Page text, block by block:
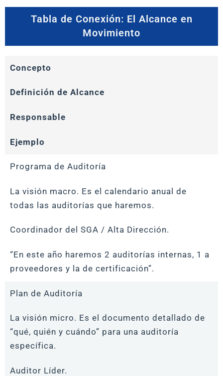
Tabla de Conexión: El Alcance en
Movimiento
Concepto
Definición de Alcance
Responsable
Ejemplo
Programa de Auditoría
La visión macro. Es el calendario anual de
todas las auditorías que haremos.
Coordinador del SGA / Alta Dirección.
“En este año haremos 2 auditorías internas, 1 a
proveedores y la de certificación”.
Plan de Auditoría
La visión micro. Es el documento detallado de
“qué, quién y cuándo” para una auditoría
específica.
Auditor Líder.